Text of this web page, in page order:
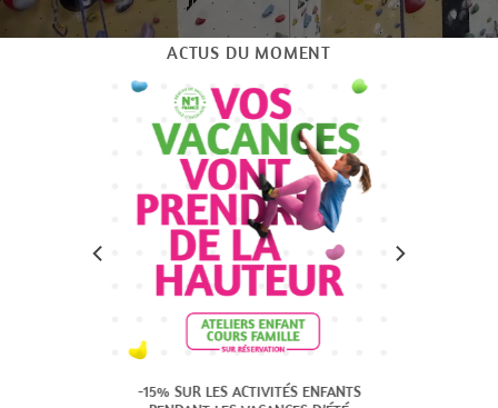
ACTUS DU MOMENT
-15% SUR LES ACTIVITÉS ENFANTS